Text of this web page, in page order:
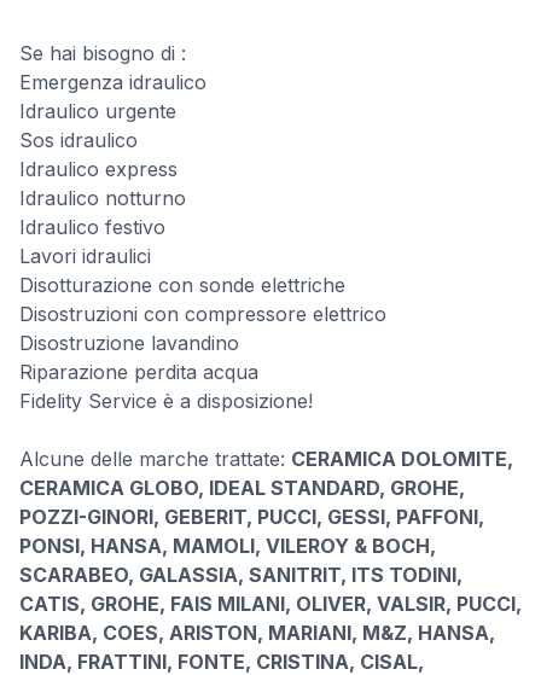
Se hai bisogno di :
Emergenza idraulico
Idraulico urgente
Sos idraulico
Idraulico express
Idraulico notturno
Idraulico festivo
Lavori idraulici
Disotturazione con sonde elettriche
Disostruzioni con compressore elettrico
Disostruzione lavandino
Riparazione perdita acqua
Fidelity Service è a disposizione!
Alcune delle marche trattate: CERAMICA DOLOMITE,
CERAMICA GLOBO, IDEAL STANDARD, GROHE,
POZZI-GINORI, GEBERIT, PUCCI, GESSI, PAFFONI,
PONSI, HANSA, MAMOLI, VILEROY & BOCH,
SCARABEO, GALASSIA, SANITRIT, ITS TODINI,
CATIS, GROHE, FAIS MILANI, OLIVER, VALSIR, PUCCI,
KARIBA, COES, ARISTON, MARIANI, M&Z, HANSA,
INDA, FRATTINI, FONTE, CRISTINA, CISAL,